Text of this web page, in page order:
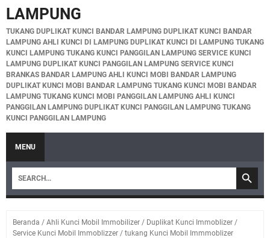
LAMPUNG
TUKANG DUPLIKAT KUNCI BANDAR LAMPUNG DUPLIKAT KUNCI BANDAR
LAMPUNG AHLI KUNCI DI LAMPUNG DUPLIKAT KUNCI DI LAMPUNG TUKANG
KUNCI LAMPUNG TUKANG KUNCI PANGGILAN LAMPUNG SERVICE KUNCI
LAMPUNG DUPLIKAT KUNCI PANGGILAN LAMPUNG SERVICE KUNCI
BRANKAS BANDAR LAMPUNG AHLI KUNCI MOBI BANDAR LAMPUNG
DUPLIKAT KUNCI MOBI BANDAR LAMPUNG TUKANG KUNCI MOBI BANDAR
LAMPUNG TUKANG KUNCI MOBI PANGGILAN LAMPUNG AHLI KUNCI
PANGGILAN LAMPUNG DUPLIKAT KUNCI PANGGILAN LAMPUNG TUKANG
KUNCI PANGGILAN LAMPUNG
MENU
Beranda / Ahli Kunci Mobil Immobilizer / Duplikat Kunci Immoblizer /
Service Kunci Mobil Immoblizzer / tukang Kunci Mobil Immmoblizer